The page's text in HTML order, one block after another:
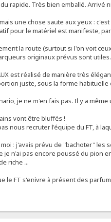
rapide. Très bien emballé. Arrivé
une chose saute aux yeux : c'est
pour le matériel est manifeste,
la route (surtout si l'on voit
originaux prévus sont utiles.
est réalisé de manière très
juste, sous la forme
je ne m'en fais pas. Il y a
vont être bluffés !
nous recruter l'équipe du FT, à
: j'avais prévu de "bachoter"
n'ai pas encore poussé du pion
riche ...
le FT s'enivre à présent des